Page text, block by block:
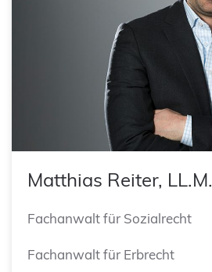
Matthias Reiter, LL.M.
Fachanwalt für Sozialrecht
Fachanwalt für Erbrecht